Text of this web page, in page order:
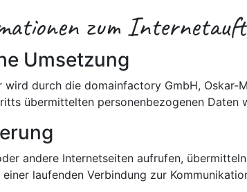
zum
Umsetzung
wird durch die domainfactory GmbH, Oskar-
übermittelten personenbezogenen
andere Internetseiten aufrufen,
laufenden Verbindung zur